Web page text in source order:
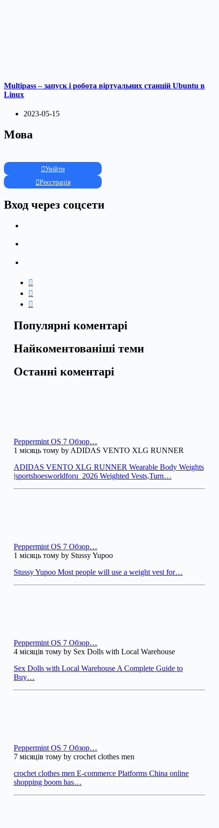
Multipass – запуск і робота віртуальних станцій Ubuntu в
Linux
2023-05-15
Мова
Увійти
Реєстрація
Вход через соцсети
Популярні коментарі
Найкоментованіші теми
Останні коментарі
Peppermint OS 7 Обзор…
1 місяць тому by ADIDAS VENTO XLG RUNNER
ADIDAS VENTO XLG RUNNER Wearable Body Weights
|sportshoesworldforu_2026 Weighted Vests,Turn…
Peppermint OS 7 Обзор…
1 місяць тому by Stussy Yupoo
Stussy Yupoo Most people will use a weight vest for…
Peppermint OS 7 Обзор…
4 місяців тому by Sex Dolls with Local Warehouse
Sex Dolls with Local Warehouse A Complete Guide to
Buy…
Peppermint OS 7 Обзор…
7 місяців тому by crochet clothes men
crochet clothes men E-commerce Platforms China online
shopping boom has…